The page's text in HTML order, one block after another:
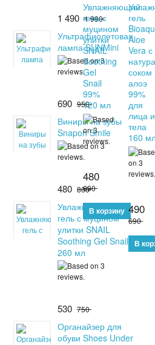
1 490 1 990
Ультрафиолетовая
лампа SUNMini
690 950
Виниры на зубы
Snapon Smile
480 800
Увлажняющий
гель с муцином
улитки SNAIL
Soothing Gel Snail
260 мл
530 750
Органайзер для
обуви Shoes Under
Увлажняющий
гель с
муцином
улитки
SNAIL
Soothing
Gel
Snail
99%
120 мл
480
690
гель
Aloe
Vera с
соком
алоэ
99%
для
лица и
тела
160
490
690